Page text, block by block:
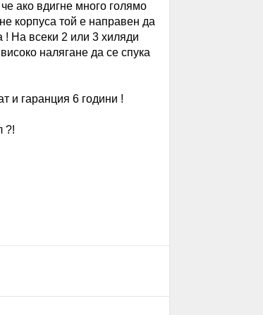
ако вдигне много голямо
корпуса той е направен да
! На всеки 2 или 3 хиляди
налягане да се спука
и гаранция 6 години !
?!